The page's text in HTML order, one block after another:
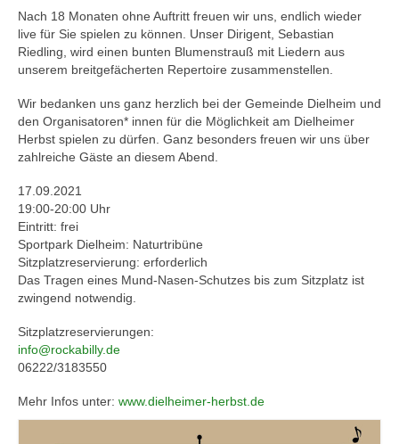
Nach 18 Monaten ohne Auftritt freuen wir uns, endlich wieder
live für Sie spielen zu können. Unser Dirigent, Sebastian
Riedling, wird einen bunten Blumenstrauß mit Liedern aus
unserem breitgefächerten Repertoire zusammenstellen.
Wir bedanken uns ganz herzlich bei der Gemeinde Dielheim und
den Organisatoren* innen für die Möglichkeit am Dielheimer
Herbst spielen zu dürfen. Ganz besonders freuen wir uns über
zahlreiche Gäste an diesem Abend.
17.09.2021
19:00-20:00 Uhr
Eintritt: frei
Sportpark Dielheim: Naturtribüne
Sitzplatzreservierung: erforderlich
Das Tragen eines Mund-Nasen-Schutzes bis zum Sitzplatz ist
zwingend notwendig.
Sitzplatzreservierungen:
info@rockabilly.de
06222/3183550
Mehr Infos unter: www.dielheimer-herbst.de